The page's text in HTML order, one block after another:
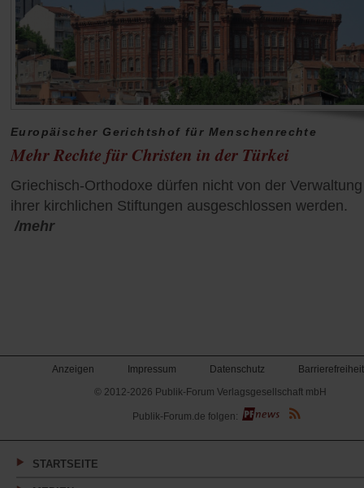
Europäischer Gerichtshof für Menschenrechte
Mehr Rechte für Christen in der Türkei
Griechisch-Orthodoxe dürfen nicht von der Verwaltung
ihrer kirchlichen Stiftungen ausgeschlossen werden.
/mehr
Anzeigen Impressum Datenschutz
Barrierefreiheit
© 2012-2026 Publik-Forum Verlagsgesellschaft mbH
(Öffnet
in
neuen
Publik-Forum.de folgen:
STARTSEITE